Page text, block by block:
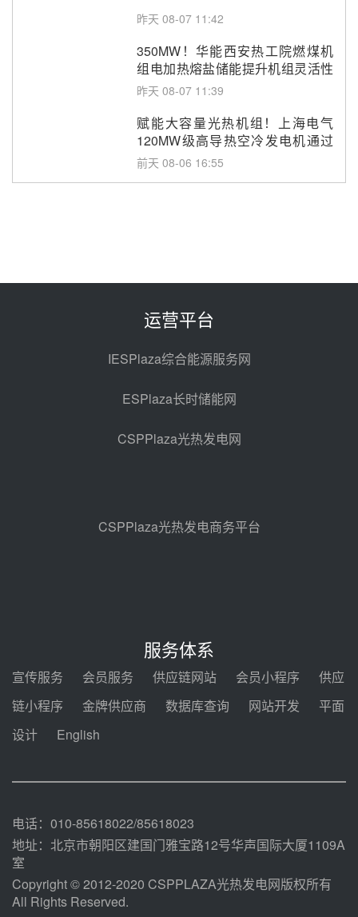
昨天 08-07 11:42
350MW！华能西安热工院燃煤机
组电加热熔盐储能提升机组灵活性
改造项目初步设计第三方评审服务
昨天 08-07 11:39
赋能大容量光热机组！上海电气
120MW级高导热空冷发电机通过
型式试验
前天 08-06 16:55
100MW光工程性能试验采购
光热示范电站二列蒸汽发生器设备
亚核阀业中标天山北麓100MW光
热发电工程EPC总承包项目熔盐截
止阀、熔盐三偏心蝶阀采购
08-05 17:15
包项目熔盐介质超声波流量计采购
08-05 17:09
电机组灵活性改造项目三元液态盐
采购合同
迪尔化工预中标华能西安热工院
2026-2029年熔盐介质框架协议
100MW光热项目机组调试及性能
运营平台
IESPlaza综合能源服务网
ESPlaza长时储能网
CSPPlaza光热发电网
CSPPlaza光热发电商务平台
服务体系
宣传服务 会员服务 供应链网站 会员小程序
供应
链小程序
金牌供应商 数据库查询 网站开发
平面
设计
English
电话：010-85618022/85618023
地址：北京市朝阳区建国门雅宝路12号华声国际大厦1109A
室
Copyright © 2012-2020 CSPPLAZA光热发电网版权所有
All Rights Reserved.